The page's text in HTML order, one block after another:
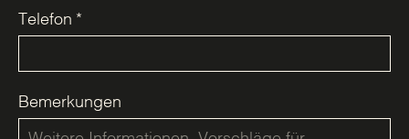
Telefon *
Bemerkungen